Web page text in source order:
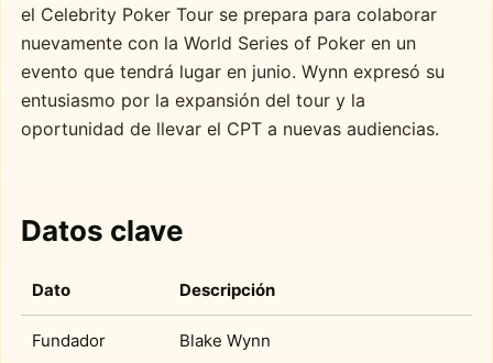
el Celebrity Poker Tour se prepara para colaborar
nuevamente con la World Series of Poker en un
evento que tendrá lugar en junio. Wynn expresó su
entusiasmo por la expansión del tour y la
oportunidad de llevar el CPT a nuevas audiencias.
Datos clave
Dato Descripción
Fundador Blake Wynn